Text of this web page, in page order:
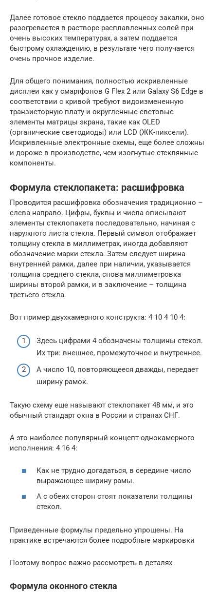
Далее готовое стекло поддается процессу закалки, оно
разогревается в растворе расплавленных солей при
очень высоких температурах, а затем поддается
быстрому охлаждению, в результате чего получается
очень прочное изделие.
Для общего понимания, полностью искривленные
дисплеи как у смартфонов G Flex 2 или Galaxy S6 Edge в
соответствии с кривой требуют видоизмененную
транзисторную плату и округленные световые
элементы матрицы экрана, такие как OLED
(органические светодиоды) или LCD (ЖК-пиксели).
Искривленные электронные схемы, еще более сложны
и дороже в производстве, чем изогнутые стеклянные
компоненты.
Формула стеклопакета: расшифровка
Проводится расшифровка обозначения традиционно –
слева направо. Цифры, буквы и числа описывают
элементы стеклопакета последовательно, начиная с
наружного листа стекла. Первый символ отображает
толщину стекла в миллиметрах, иногда добавляют
обозначение марки стекла. Затем следует ширина
внутренней рамки, далее при наличии, указывается
толщина среднего стекла, снова миллиметровка
ширины второй рамки, и в заключение – толщина
третьего стекла.
Вот пример двухкамерного конструкта: 4 10 4 10 4:
Здесь цифрами 4 обозначены толщины стекол.
Их три: внешнее, промежуточное и внутреннее.
А число 10, повторяющееся дважды, передает
ширину рамок.
Такую схему еще называют стеклопакет 48 мм, и это
обычный стандарт окна в России и странах СНГ.
А это наиболее популярный концепт однокамерного
исполнения: 4 16 4:
Как не трудно догадаться, в середине число
выражающее ширину рамы.
А с обеих сторон стоят показатели толщины
стекол.
Приведенные формулы предельно упрощены. На
практике встречаются более подробные маркировки
Поэтому вопрос важно рассмотреть в деталях
Формула оконного стекла